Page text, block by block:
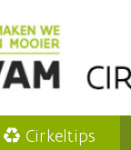
Cirkeltips